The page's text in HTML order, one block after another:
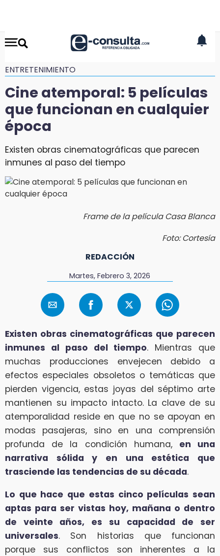
ENTRETENIMIENTO
Cine atemporal: 5 películas
que funcionan en cualquier
época
Existen obras cinematográficas que parecen
inmunes al paso del tiempo
Frame de la película Casa Blanca
Foto: Cortesía
REDACCIÓN
Martes, Febrero 3, 2026
Existen obras cinematográficas que parecen
inmunes al paso del tiempo. Mientras que
muchas producciones envejecen debido a
efectos especiales obsoletos o temáticas que
pierden vigencia, estas joyas del séptimo arte
mantienen su impacto intacto. La clave de su
atemporalidad reside en que no se apoyan en
modas pasajeras, sino en una comprensión
profunda de la condición humana, en una
narrativa sólida y en una estética que
trasciende las tendencias de su década.
Lo que hace que estas cinco películas sean
aptas para ser vistas hoy, mañana o dentro
de veinte años, es su capacidad de ser
universales. Son historias que funcionan
porque sus conflictos son inherentes a la